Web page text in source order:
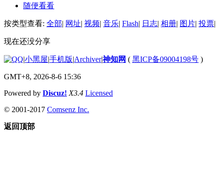
随便看看
按类型查看: 全部| 网址| 视频| 音乐| Flash| 日志| 相册| 图片| 投票|
现在还没分享
|小黑屋|手机版|Archiver|神知网 ( 黑ICP备09004198号 )
GMT+8, 2026-8-6 15:36
Powered by Discuz! X3.4 Licensed
© 2001-2017 Comsenz Inc.
返回顶部